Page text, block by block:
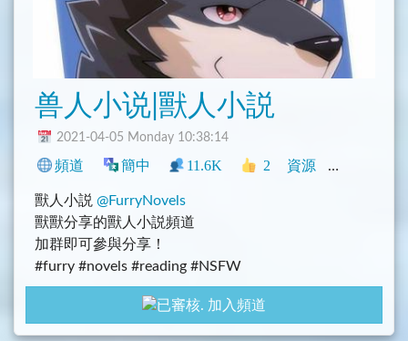
兽人小说|獸人小説
2021-04-05 Monday 10:38:14
頻道 簡中 11.6K 2 資源 中文圈
獸人小説 @FurryNovels
獸獸分享的獸人小説頻道
加群即可參與分享！
#furry #novels #reading #NSFW
#獸人 #閲讀 #小説
ＴＧ指南 te.legra.ph/TNTwwxs-09-08-06
加入頻道